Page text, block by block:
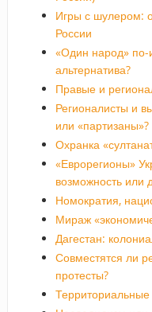
Игры с шулером:
России
«Один народ» по-
альтернатива?
Правые и
Регионалисты и
или «партизаны»?
Охранка
«Еврорегионы»
возможность или
Номократия,
Мираж
Дагестан:
Совместятся ли
протесты?